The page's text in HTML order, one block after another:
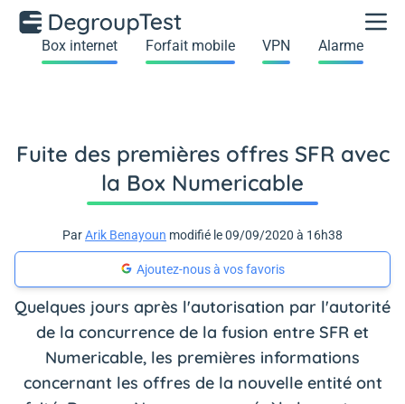
Box internet Forfait mobile VPN Alarme
Fuite des premières offres SFR avec
la Box Numericable
ParArik Benayoun modifié le 09/09/2020 à 16h38
Ajoutez-nous à vos favoris
Quelques jours après l'autorisation par l'autorité
de la concurrence de la fusion entre SFR et
Numericable, les premières informations
concernant les offres de la nouvelle entité ont